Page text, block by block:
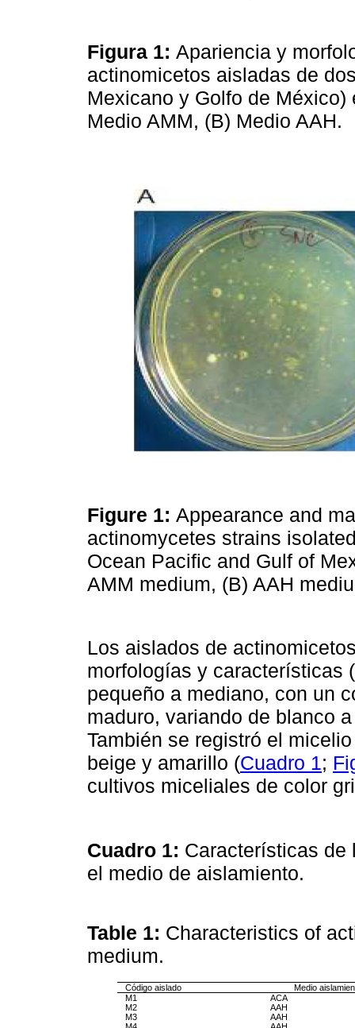
Figura 1: Apariencia y
actinomicetos aisladas de
Mexicano y Golfo de
Medio AMM, (B) Medio AAH.
Figure 1: Appearance and
actinomycetes strains
Ocean Pacific and Gulf of
AMM medium, (B) AAH
Los aislados de
morfologías y características
pequeño a mediano, con un
maduro, variando de blanco
También se registró el
beige y amarillo (Cuadro 1;
cultivos miceliales de color
Cuadro 1: Características de
el medio de aislamiento.
Table 1: Characteristics of
medium.
Código aislado
Medio
M1
ACA
M2
AAH
M3
AAH